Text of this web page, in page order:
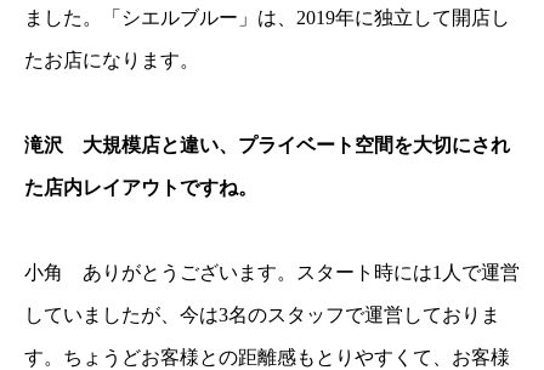
ました。「シエルブルー」は、2019年に独立して開店し
たお店になります。
滝沢 大規模店と違い、プライベート空間を大切にされ
た店内レイアウトですね。
小角 ありがとうございます。スタート時には1人で運営
していましたが、今は3名のスタッフで運営しておりま
す。ちょうどお客様との距離感もとりやすくて、お客様